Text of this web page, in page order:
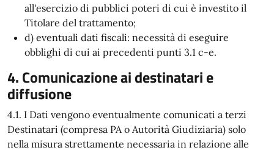
all'esercizio di pubblici poteri di cui è investito il
Titolare del trattamento;
d) eventuali dati fiscali: necessità di eseguire
obblighi di cui ai precedenti punti 3.1 c-e.
4. Comunicazione ai destinatari e
diffusione
4.1. I Dati vengono eventualmente comunicati a terzi
Destinatari (compresa PA o Autorità Giudiziaria) solo
nella misura strettamente necessaria in relazione alle